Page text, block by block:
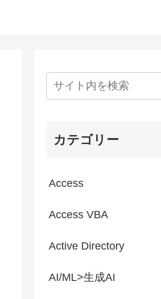
カテゴリー
Access
Access VBA
Active Directory
AI/ML>生成AI